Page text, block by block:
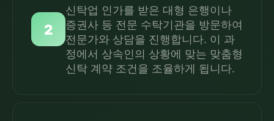
2
신탁업 인가를 받은 대형 은행이나
증권사 등 전문 수탁기관을 방문하여
전문가와 상담을 진행합니다. 이 과
정에서 상속인의 상황에 맞는 맞춤형
신탁 계약 조건을 조율하게 됩니다.